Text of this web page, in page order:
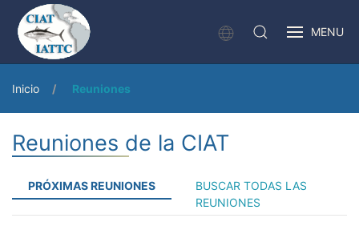
MENU
Inicio Reuniones
Reuniones de la CIAT
PRÓXIMAS REUNIONES
BUSCAR TODAS LAS
REUNIONES